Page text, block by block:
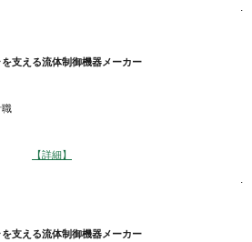
.
支える流体制御機器メーカー
職
訪 【詳細】
.
支える流体制御機器メーカー